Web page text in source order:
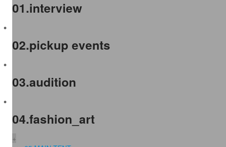
01.interview
02.pickup events
03.audition
04.fashion_art
+